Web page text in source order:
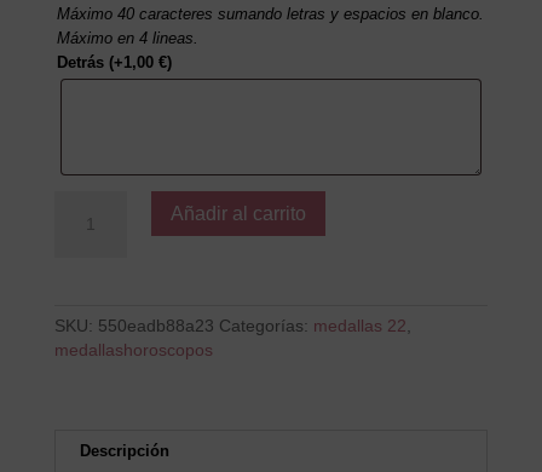
Máximo 40 caracteres sumando letras y espacios en blanco.
Máximo en 4 lineas.
Detrás (+1,00 €)
Añadir al carrito
SKU: 550eadb88a23 Categorías: medallas 22,
medallashoroscopos
Descripción